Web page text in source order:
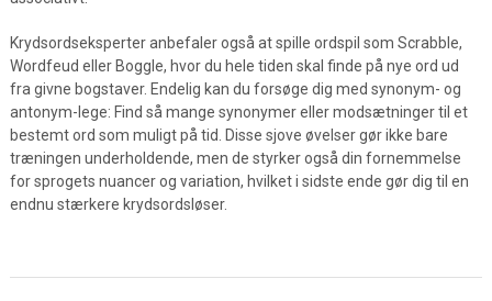
Krydsordseksperter anbefaler også at spille ordspil som Scrabble,
Wordfeud eller Boggle, hvor du hele tiden skal finde på nye ord ud
fra givne bogstaver. Endelig kan du forsøge dig med synonym- og
antonym-lege: Find så mange synonymer eller modsætninger til et
bestemt ord som muligt på tid. Disse sjove øvelser gør ikke bare
træningen underholdende, men de styrker også din fornemmelse
for sprogets nuancer og variation, hvilket i sidste ende gør dig til en
endnu stærkere krydsordsløser.